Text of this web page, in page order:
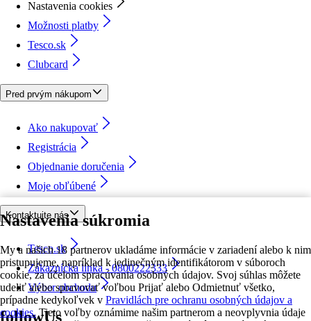
Nastavenia súkromia
My a našich 18 partnerov ukladáme informácie v zariadení alebo k nim
pristupujeme, napríklad k jedinečným identifikátorom v súboroch
cookie, za účelom spracúvania osobných údajov. Svoj súhlas môžete
udeliť alebo spravovať voľbou Prijať alebo Odmietnuť všetko,
prípadne kedykoľvek v Pravidlách pre ochranu osobných údajov a
cookies. Tieto voľby oznámime našim partnerom a neovplyvnia údaje
Nastavenia cookies
Možnosti platby
Tesco.sk
Clubcard
Pred prvým nákupom
Ako nakupovať
Registrácia
Objednanie doručenia
Moje obľúbené
Kontaktujte nás
Tesco.sk
Zákaznícka linka - 0800222333
Výber obchodu
followUs